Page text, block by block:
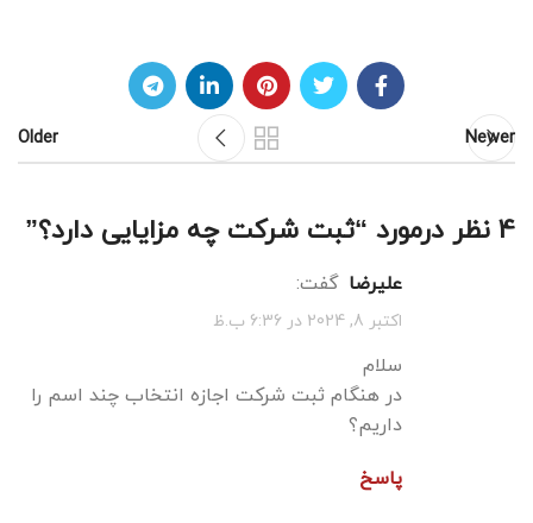
Newer
Older
4 نظر درمورد “ ثبت شرکت چه مزایایی دارد؟”
علیرضا گفت:
اکتبر 8, 2024 در 6:36 ب.ظ
سلام
در هنگام ثبت شرکت اجازه انتخاب چند اسم را
داریم؟
پاسخ